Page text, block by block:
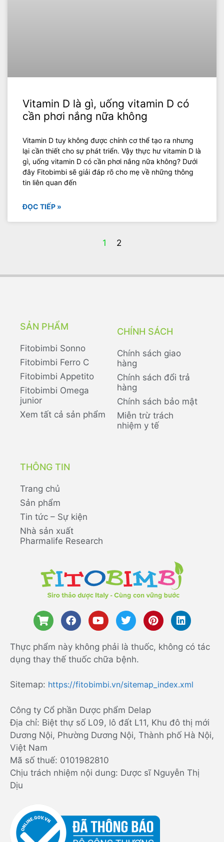
Vitamin D là gì, uống vitamin D có
cần phơi nắng nữa không
Vitamin D tuy không được chính cơ thể tạo ra nhưng
lại cần thiết cho sự phát triển. Vậy thực hư vitamin D là
gì, uống vitamin D có cần phơi nắng nữa không? Dưới
đây Fitobimbi sẽ giải đáp rõ cho mẹ về những thông
tin liên quan đến
ĐỌC TIẾP »
1 2
SẢN PHẨM
Fitobimbi Sonno
Fitobimbi Ferro C
Fitobimbi Appetito
Fitobimbi Omega
junior
Xem tất cả sản phẩm
CHÍNH SÁCH
Chính sách giao
hàng
Chính sách đổi trả
hàng
Chính sách bảo mật
Miễn trừ trách
nhiệm y tế
THÔNG TIN
Trang chủ
Sản phẩm
Tin tức – Sự kiện
Nhà sản xuất
Pharmalife Research
Thực phẩm này không phải là thuốc, không có tác
dụng thay thế thuốc chữa bệnh.
Sitemap: https://fitobimbi.vn/sitemap_index.xml
Công ty Cổ phần Dược phẩm Delap
Địa chỉ: Biệt thự số L09, lô đất L11, Khu đô thị mới
Dương Nội, Phường Dương Nội, Thành phố Hà Nội,
Việt Nam
Mã số thuế: 0101982810
Chịu trách nhiệm nội dung: Dược sĩ Nguyễn Thị
Dịu